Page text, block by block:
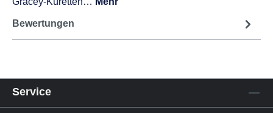
Bewertungen
Service